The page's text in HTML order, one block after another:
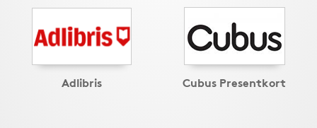
Adlibris Cubus Presentkort